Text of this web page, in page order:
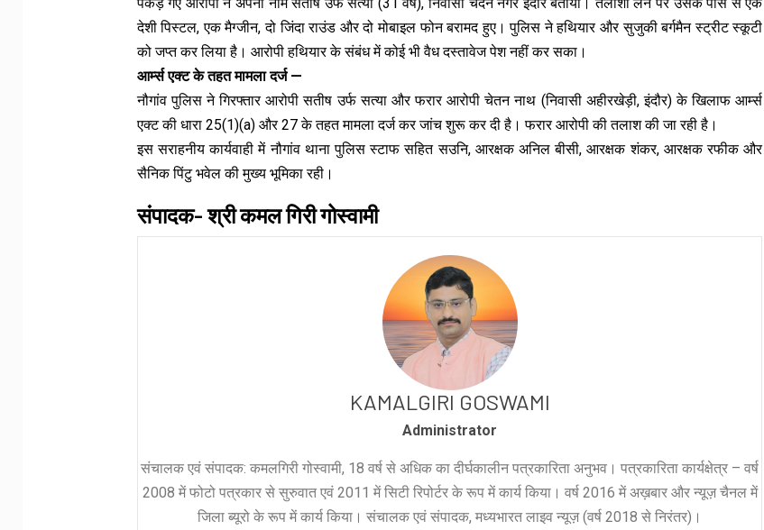
पकड़े गए आरोपी ने अपना नाम सतीष उर्फ सत्या (31 वर्ष), निवासी चंदन नगर इंदौर बताया। तलाशी लेने पर उसके पास से एक
देशी पिस्टल, एक मैग्जीन, दो जिंदा राउंड और दो मोबाइल फोन बरामद हुए। पुलिस ने हथियार और सुजुकी बर्गमैन स्ट्रीट स्कूटी
को जप्त कर लिया है। आरोपी हथियार के संबंध में कोई भी वैध दस्तावेज पेश नहीं कर सका।
आर्म्स एक्ट के तहत मामला दर्ज —
नौगांव पुलिस ने गिरफ्तार आरोपी सतीष उर्फ सत्या और फरार आरोपी चेतन नाथ (निवासी अहीरखेड़ी, इंदौर) के खिलाफ आर्म्स
एक्ट की धारा 25(1)(a) और 27 के तहत मामला दर्ज कर जांच शुरू कर दी है। फरार आरोपी की तलाश की जा रही है।
इस सराहनीय कार्यवाही में नौगांव थाना पुलिस स्टाफ सहित सउनि, आरक्षक अनिल बीसी, आरक्षक शंकर, आरक्षक रफीक और
सैनिक पिंटु भवेल की मुख्य भूमिका रही।
संपादक- श्री कमल गिरी गोस्वामी
KAMALGIRI GOSWAMI
Administrator
संचालक एवं संपादक: कमलगिरी गोस्वामी, 18 वर्ष से अधिक का दीर्घकालीन पत्रकारिता अनुभव। पत्रकारिता कार्यक्षेत्र – वर्ष
2008 में फोटो पत्रकार से सुरुवात एवं 2011 में सिटी रिपोर्टर के रूप में कार्य किया। वर्ष 2016 में अख़बार और न्यूज़ चैनल में
जिला ब्यूरो के रूप में कार्य किया। संचालक एवं संपादक, मध्यभारत लाइव न्यूज़ (वर्ष 2018 से निरंतर)।